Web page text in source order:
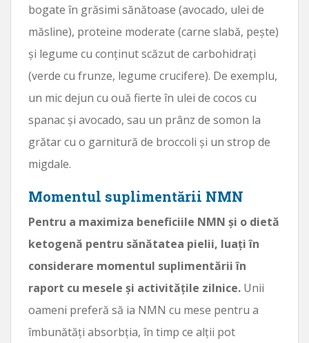
bogate în grăsimi sănătoase (avocado, ulei de
măsline), proteine ​​moderate (carne slabă, pește)
și legume cu conținut scăzut de carbohidrați
(verde cu frunze, legume crucifere). De exemplu,
un mic dejun cu ouă fierte în ulei de cocos cu
spanac și avocado, sau un prânz de somon la
grătar cu o garnitură de broccoli și un strop de
migdale.
Momentul suplimentării NMN
Pentru a maximiza beneficiile NMN și o dietă
ketogenă pentru sănătatea pielii, luați în
considerare momentul suplimentării în
raport cu mesele și activitățile zilnice. Unii
oameni preferă să ia NMN cu mese pentru a
îmbunătăți absorbția, în timp ce alții pot